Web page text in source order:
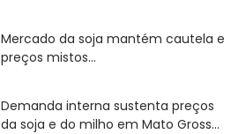
Mercado da soja mantém cautela e
preços mistos...
Demanda interna sustenta preços
da soja e do milho em Mato Gross...